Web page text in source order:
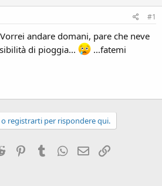
#1
andare domani, pare che neve
di pioggia...
...fatemi
o registrarti per rispondere qui.
Reddit PinterestTumblrWhatsApp
Email